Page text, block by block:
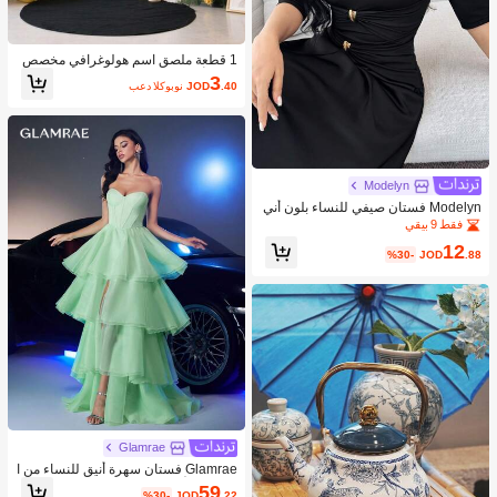
Modelyn
Modelyn فستان صيفي للنساء بلون أني
ق مفتوح الكتف
فقط 9 بيقي
JOD12.88
%30-
1 قطعة ملصق اسم هولوغرافي مخصص
لهدايا أعياد الميلاد والذكرى السنوية والزف
اف، ملصق مرآة DIY، ملصق هدية بخط يد
ئع الزفاف
JOD3.40 بعد الكوبون
Glamrae
Glamrae فستان سهرة أنيق للنساء من ا
لساتان الأخضر الداكن الوردي بتصميم رق